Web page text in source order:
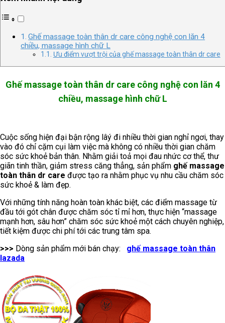
Ghế massage toàn thân dr care công nghệ con lăn 4
chiều, massage hình chữ L
Ưu điểm vượt trội của ghế massage toàn thân dr care
Ghế massage toàn thân dr care công nghệ con lăn 4
chiều, massage hình chữ L
Cuộc sống hiện đại bận rộng lâý đi nhiều thời gian nghỉ ngơi, thay
vào đó chỉ cặm cụi làm việc mà không có nhiều thời gian chăm
sóc sức khoẻ bản thân. Nhằm giải toả mọi đau nhức cơ thể, thư
giãn tinh thần, giảm stress căng thẳng, sản phẩm ghế massage
toàn thân dr care được tạo ra nhằm phục vụ nhu cầu chăm sóc
sức khoẻ & làm đẹp.
Với những tính năng hoàn toàn khác biệt, các điểm massage từ
đầu tới gót chân được chăm sóc tỉ mỉ hơn, thực hiện “massage
mạnh hơn, sâu hơn” chăm sóc sức khoẻ một cách chuyên nghiệp,
tiết kiệm được chi phí tới các trung tâm spa.
>>> Dòng sản phẩm mới bán chạy: ghế massage toàn thân
lazada